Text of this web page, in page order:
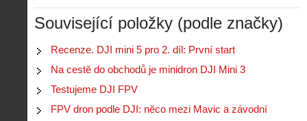
Související položky (podle značky)
Recenze. DJI mini 5 pro 2. díl: První start
Na cestě do obchodů je minidron DJI Mini 3
Testujeme DJI FPV
FPV dron podle DJI: něco mezi Mavic a závodní
Z
i
o
A
i
r